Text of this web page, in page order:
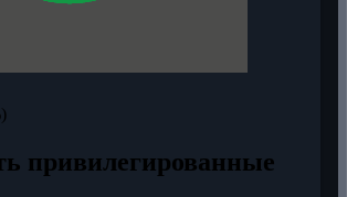
привилегированные